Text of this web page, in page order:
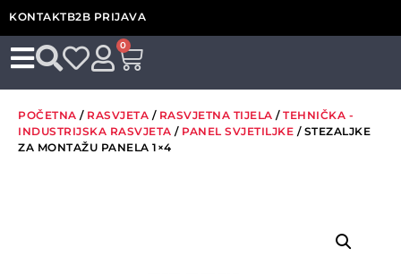
KONTAKTB2B PRIJAVA
0
POČETNA / RASVJETA / RASVJETNA TIJELA / TEHNIČKA -
INDUSTRIJSKA RASVJETA / PANEL SVJETILJKE / STEZALJKE
ZA MONTAŽU PANELA 1×4